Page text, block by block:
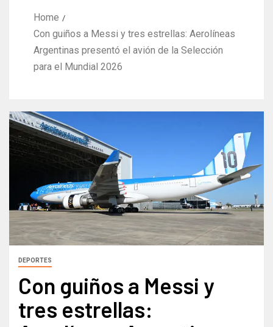
Home
Con guiños a Messi y tres estrellas: Aerolíneas
Argentinas presentó el avión de la Selección
para el Mundial 2026
DEPORTES
Con guiños a Messi y
tres estrellas: